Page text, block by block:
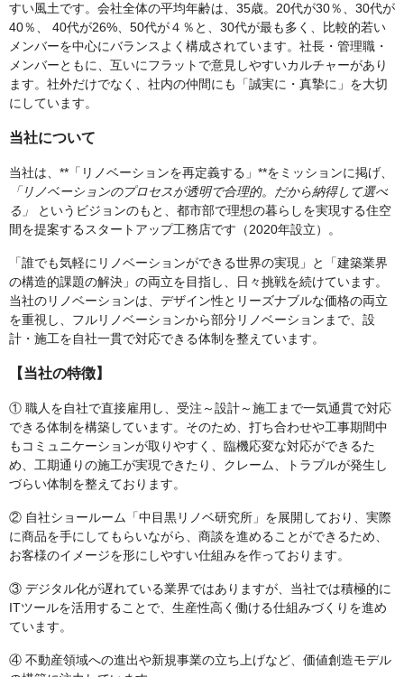
すい風土です。会社全体の平均年齢は、35歳。20代が30％、30代が
40％、 40代が26%、50代が４％と、30代が最も多く、比較的若い
メンバーを中心にバランスよく構成されています。社長・管理職・
メンバーともに、互いにフラットで意見しやすいカルチャーがあり
ます。社外だけでなく、社内の仲間にも「誠実に・真摯に」を大切
にしています。
当社について
当社は、**「リノベーションを再定義する」**をミッションに掲げ、
「リノベーションのプロセスが透明で合理的。だから納得して選べ
る」
というビジョンのもと、都市部で理想の暮らしを実現する住空
間を提案するスタートアップ工務店です（2020年設立）。
「誰でも気軽にリノベーションができる世界の実現」と「建築業界
の構造的課題の解決」の両立を目指し、日々挑戦を続けています。
当社のリノベーションは、デザイン性とリーズナブルな価格の両立
を重視し、フルリノベーションから部分リノベーションまで、設
計・施工を自社一貫で対応できる体制を整えています。
【当社の特徴】
① 職人を自社で直接雇用し、受注～設計～施工まで一気通貫で対応
できる体制を構築しています。そのため、打ち合わせや工事期間中
もコミュニケーションが取りやすく、臨機応変な対応ができるた
め、工期通りの施工が実現できたり、クレーム、トラブルが発生し
づらい体制を整えております。
② 自社ショールーム「中目黒リノベ研究所」を展開しており、実際
に商品を手にしてもらいながら、商談を進めることができるため、
お客様のイメージを形にしやすい仕組みを作っております。
③ デジタル化が遅れている業界ではありますが、当社では積極的に
ITツールを活用することで、生産性高く働ける仕組みづくりを進め
ています。
④ 不動産領域への進出や新規事業の立ち上げなど、価値創造モデル